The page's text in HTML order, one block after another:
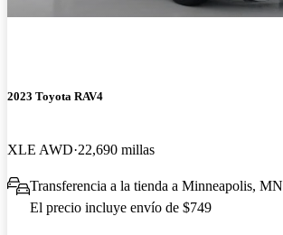
2023 Toyota RAV4
XLE AWD 22,690 millas
Transferencia a la tienda a Minneapolis, MN
El precio incluye envío de $749